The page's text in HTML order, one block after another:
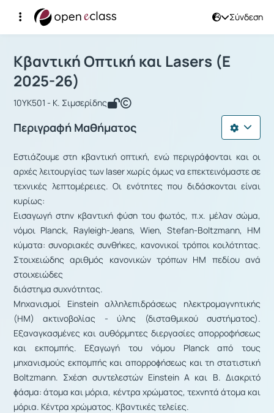
Σύνδεση
Αρχική Σελίδα
Μάθημα : Κβαντική Οπτική και Lasers
Κβαντική Οπτική και Lasers (Ε
2025-26)
10ΥΚ501 - Κ. Σιμσερίδης
Περιγραφή Μαθήματος
Εστιάζουμε στη κβαντική οπτική, ενώ περιγράϕονται και οι
αρχές λειτουργίας των laser χωρίς όμως να επεκτεινόμαστε σε
τεχνικές λεπτομέρειες. Οι ενότητες που διδάσκονται είναι
κυρίως:
Εισαγωγή στην κβαντική φύση του φωτός, π.χ. μέλαν σώμα,
νόμοι Planck, Rayleigh-Jeans, Wien, Stefan-Boltzmann, ΗΜ
κύματα: συνοριακές συνθήκες, κανονικοί τρόποι κοιλότητας.
Στοιχειώδης αριθμός κανονικών τρόπων ΗΜ πεδίου ανά
στοιχειώδες
διάστημα συχνότητας.
Μηχανισμοί Einstein αλληλεπιδράσεως ηλεκτρομαγνητικής
(ΗΜ) ακτινοβολίας - ύλης (δισταθμικού συστήματος).
Εξαναγκασμένες και αυθόρμητες διεργασίες απορροφήσεως
και εκπομπής. Εξαγωγή του νόμου Planck από τους
μηχανισμούς εκπομπής και απορροϕήσεως και τη στατιστική
Boltzmann. Σχέση συντελεστών Einstein A και B. Διακριτό
ϕάσμα: άτομα και μόρια, κέντρα χρώματος, τεχνητά άτομα και
μόρια. Κέντρα χρώματος. Κβαντικές τελείες.